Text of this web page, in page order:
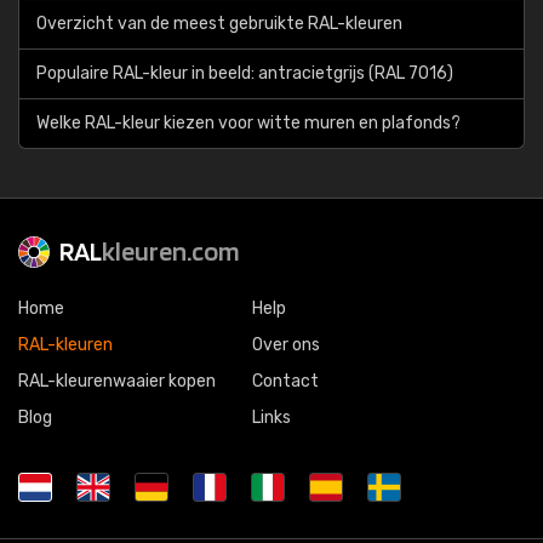
Overzicht van de meest gebruikte RAL-kleuren
Populaire RAL-kleur in beeld: antracietgrijs (RAL 7016)
Welke RAL-kleur kiezen voor witte muren en plafonds?
RALkleuren.com
Home
RAL-kleuren
RAL-kleurenwaaier kopen
Blog
Help
Over ons
Contact
Links